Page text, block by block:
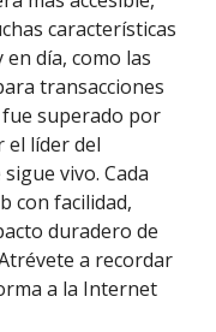
características
día, como las
transacciones
superado por
el líder del
vivo. Cada
con facilidad,
duradero de
a recordar
a la Internet